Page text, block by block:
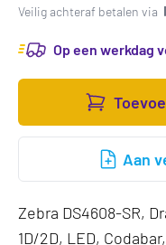
Veilig achteraf betalen via
Op een werkdag
Aan
Zebra DS4608-SR,
1D/2D, LED,